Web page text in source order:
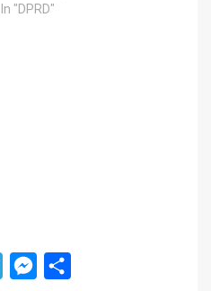
In "DPRD"
TelegramMessenger